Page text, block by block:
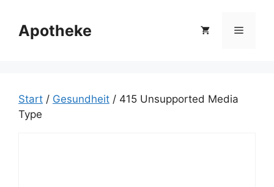
Inhalt
springen
Apotheke Menü
Start / Gesundheit / 415 Unsupported Media
Type